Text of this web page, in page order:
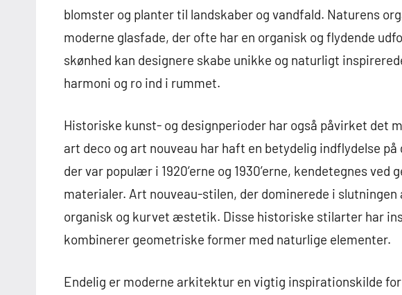
blomster og planter til landskaber og vandfald. Naturens
moderne glasfade, der ofte har en organisk og flydende
skønhed kan designere skabe unikke og naturligt
harmoni og ro ind i rummet.
Historiske kunst- og designperioder har også påvirket det
art deco og art nouveau har haft en betydelig indflydelse
der var populær i 1920’erne og 1930’erne, kendetegnes
materialer. Art nouveau-stilen, der dominerede i
organisk og kurvet æstetik. Disse historiske stilarter har
kombinerer geometriske former med naturlige elementer.
Endelig er moderne arkitektur en vigtig inspirationskilde